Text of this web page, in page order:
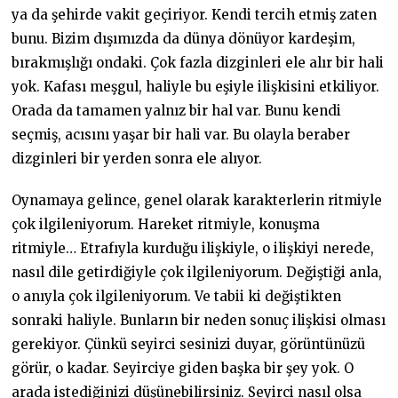
ya da şehirde vakit geçiriyor. Kendi tercih etmiş zaten
bunu. Bizim dışımızda da dünya dönüyor kardeşim,
bırakmışlığı ondaki. Çok fazla dizginleri ele alır bir hali
yok. Kafası meşgul, haliyle bu eşiyle ilişkisini etkiliyor.
Orada da tamamen yalnız bir hal var. Bunu kendi
seçmiş, acısını yaşar bir hali var. Bu olayla beraber
dizginleri bir yerden sonra ele alıyor.
Oynamaya gelince, genel olarak karakterlerin ritmiyle
çok ilgileniyorum. Hareket ritmiyle, konuşma
ritmiyle… Etrafıyla kurduğu ilişkiyle, o ilişkiyi nerede,
nasıl dile getirdiğiyle çok ilgileniyorum. Değiştiği anla,
o anıyla çok ilgileniyorum. Ve tabii ki değiştikten
sonraki haliyle. Bunların bir neden sonuç ilişkisi olması
gerekiyor. Çünkü seyirci sesinizi duyar, görüntünüzü
görür, o kadar. Seyirciye giden başka bir şey yok. O
arada istediğinizi düşünebilirsiniz. Seyirci nasıl olsa